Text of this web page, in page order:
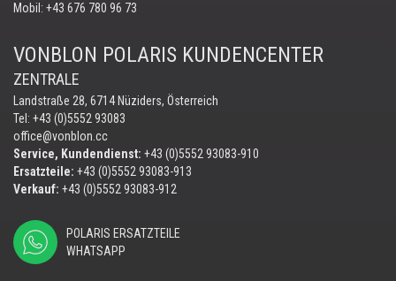
Mobil: +43 676 780 96 73
VONBLON POLARIS KUNDENCENTER
ZENTRALE
Landstraße 28, 6714 Nüziders, Österreich
Tel: +43 (0)5552 93083
office@vonblon.cc
Service, Kundendienst: +43 (0)5552 93083-910
Ersatzteile: +43 (0)5552 93083-913
Verkauf: +43 (0)5552 93083-912
POLARIS ERSATZTEILE
WHATSAPP